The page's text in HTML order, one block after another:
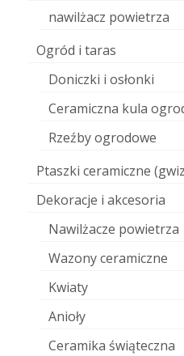
nawilżacz powietrza
Ogród i taras
Doniczki i osłonki
Ceramiczna kula
Rzeźby ogrodowe
Ptaszki ceramiczne
Dekoracje i akcesoria
Nawilżacze powietrza
Wazony ceramiczne
Kwiaty
Anioły
Ceramika świąteczna